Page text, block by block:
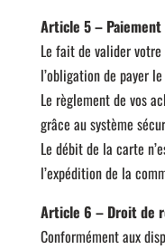
Article 5 – Paiement
Le fait de valider
l’obligation de payer
Le règlement de vos
grâce au système
Le débit de la carte
l’expédition de la
Article 6 – Droit de
Conformément aux